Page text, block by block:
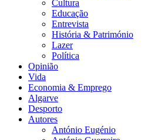
Cultura
Educação
Entrevista
História & Património
Lazer
Política
Opinião
Vida
Economia & Emprego
Algarve
Desporto
Autores
António Eugénio